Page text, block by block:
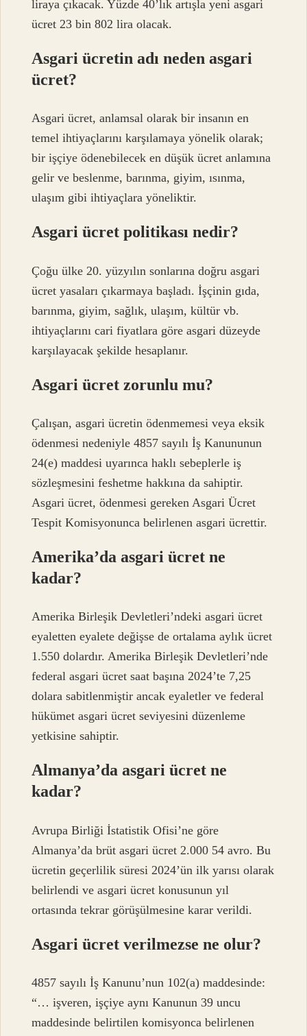
liraya çıkacak. Yüzde 40’lık artışla yeni asgari
ücret 23 bin 802 lira olacak.
Asgari ücretin adı neden asgari
ücret?
Asgari ücret, anlamsal olarak bir insanın en
temel ihtiyaçlarını karşılamaya yönelik olarak;
bir işçiye ödenebilecek en düşük ücret anlamına
gelir ve beslenme, barınma, giyim, ısınma,
ulaşım gibi ihtiyaçlara yöneliktir.
Asgari ücret politikası nedir?
Çoğu ülke 20. yüzyılın sonlarına doğru asgari
ücret yasaları çıkarmaya başladı. İşçinin gıda,
barınma, giyim, sağlık, ulaşım, kültür vb.
ihtiyaçlarını cari fiyatlara göre asgari düzeyde
karşılayacak şekilde hesaplanır.
Asgari ücret zorunlu mu?
Çalışan, asgari ücretin ödenmemesi veya eksik
ödenmesi nedeniyle 4857 sayılı İş Kanununun
24(e) maddesi uyarınca haklı sebeplerle iş
sözleşmesini feshetme hakkına da sahiptir.
Asgari ücret, ödenmesi gereken Asgari Ücret
Tespit Komisyonunca belirlenen asgari ücrettir.
Amerika’da asgari ücret ne
kadar?
Amerika Birleşik Devletleri’ndeki asgari ücret
eyaletten eyalete değişse de ortalama aylık ücret
1.550 dolardır. Amerika Birleşik Devletleri’nde
federal asgari ücret saat başına 2024’te 7,25
dolara sabitlenmiştir ancak eyaletler ve federal
hükümet asgari ücret seviyesini düzenleme
yetkisine sahiptir.
Almanya’da asgari ücret ne
kadar?
Avrupa Birliği İstatistik Ofisi’ne göre
Almanya’da brüt asgari ücret 2.000 54 avro. Bu
ücretin geçerlilik süresi 2024’ün ilk yarısı olarak
belirlendi ve asgari ücret konusunun yıl
ortasında tekrar görüşülmesine karar verildi.
Asgari ücret verilmezse ne olur?
4857 sayılı İş Kanunu’nun 102(a) maddesinde:
“… işveren, işçiye aynı Kanunun 39 uncu
maddesinde belirtilen komisyonca belirlenen